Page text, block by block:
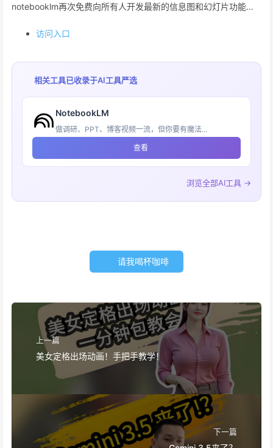
notebooklm再次免费向所有人开发最新的信息图和幻灯片功能…
访问入口
相关工具已收录于AI工具严选
NotebookLM
做调研、PPT、博客视频一流，但你要有魔法...
查看
浏览全部AI工具 →
请我喝杯咖啡
上一篇
美女定格出场动画！手把手教学！
下一篇